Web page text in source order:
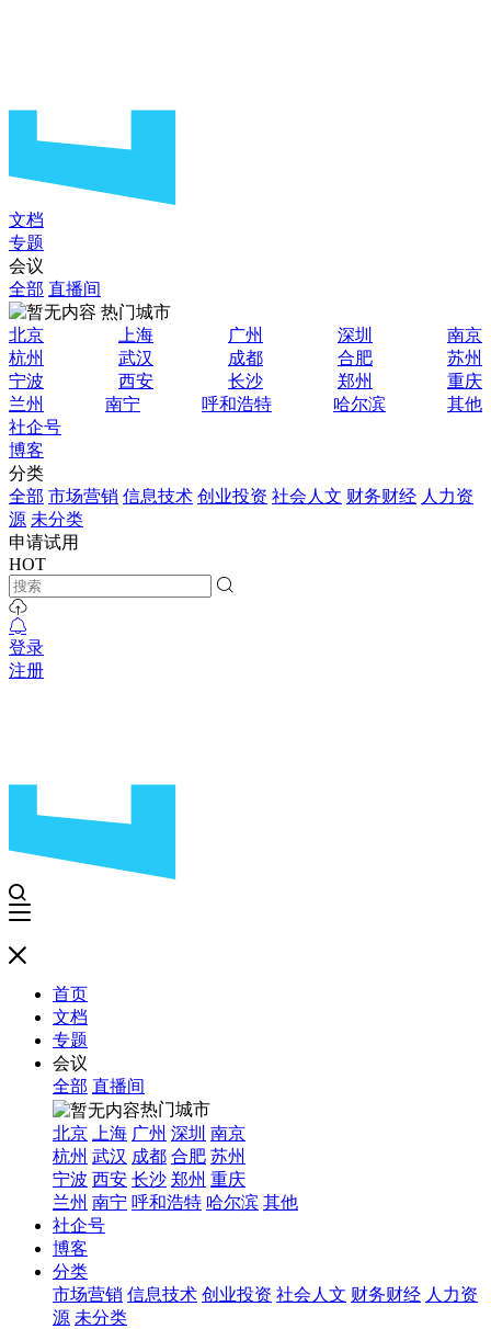
文档
专题
会议
全部 直播间
热门城市
北京
上海 广州 深圳
南京
杭州
武汉 成都 合肥
苏州
宁波
西安 长沙 郑州
重庆
兰州
南宁 呼和浩特 哈尔滨
其他
社企号
博客
分类
全部 市场营销 信息技术 创业投资 社会人文 财务财经 人力资
源 未分类
申请试用
HOT
登录
注册
首页
文档
专题
会议
全部 直播间
热门城市
北京
上海 广州 深圳 南京
杭州 武汉 成都 合肥 苏州
宁波 西安 长沙 郑州 重庆
兰州 南宁 呼和浩特 哈尔滨 其他
社企号
博客
分类
市场营销 信息技术 创业投资 社会人文 财务财经 人力资
源 未分类